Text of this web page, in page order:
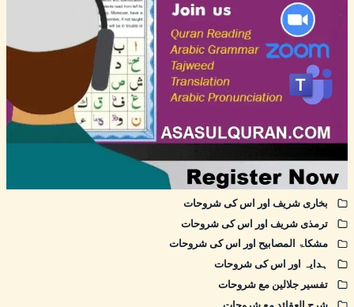
بخاری شریف اور اس کی شروحات
ترمذی شریف اور اس کی شروحات
مشکاۃ المصابیح اور اس کی شروحات
ہدایہ اور اس کی شروحات
تفسیر جلالین مع شروحات